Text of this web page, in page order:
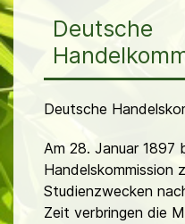
Deutsche
Deutsche
Am 28. Januar 1897
Handelskommission
Studienzwecken
Zeit verbringen die